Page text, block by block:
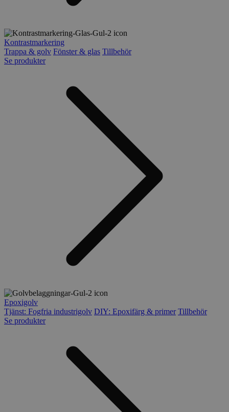
Kontrastmarkering
Trappa & golv Fönster & glas Tillbehör
Se produkter
Epoxigolv
Tjänst: Fogfria industrigolv DIY: Epoxifärg & primer Tillbehör
Se produkter